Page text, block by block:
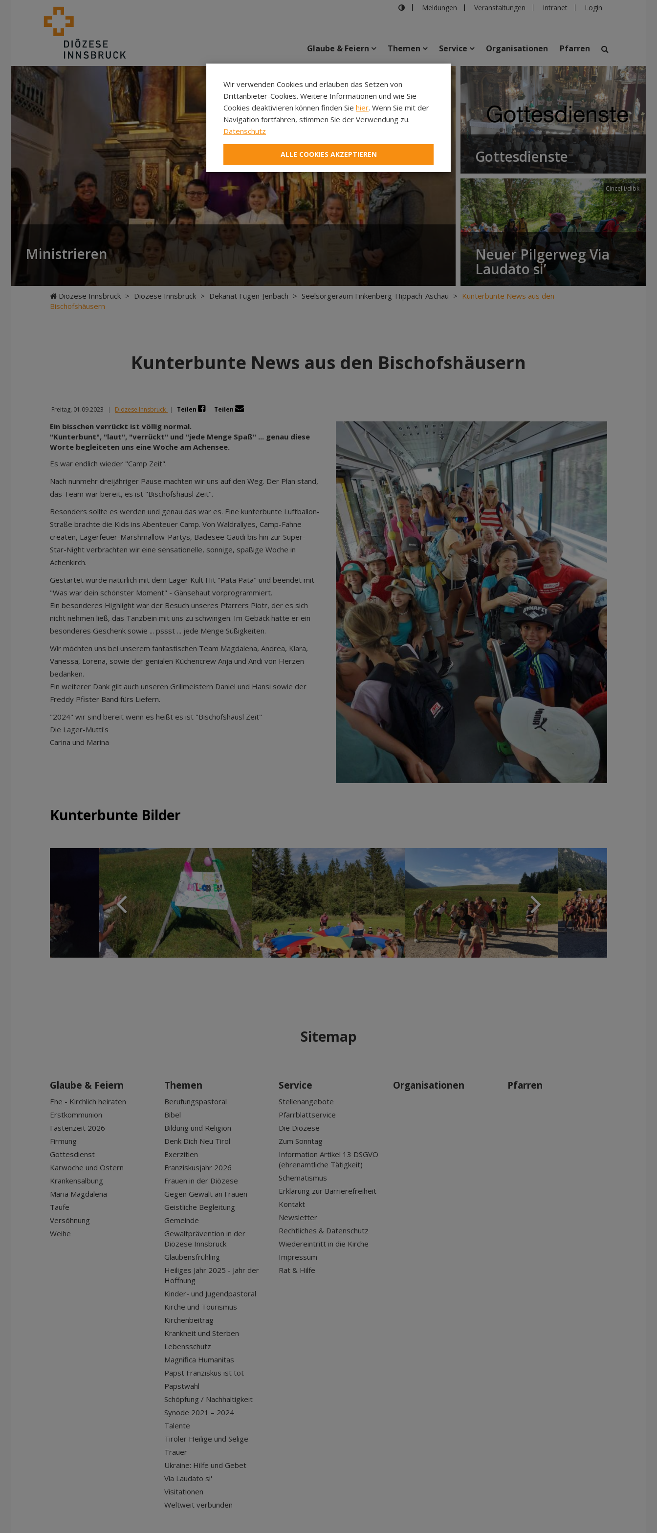
Meldungen Veranstaltungen Intranet Login
suchen
Veranstaltungen Personen Pfarren Einrichtungen
Glaube & Feiern Themen Service Organisationen Pfarren
Ministrieren
Gottesdienste
Cincelli/dibk
Neuer Pilgerweg Via
Laudato si’
Diözese Innsbruck > Diözese Innsbruck > Dekanat Fügen-Jenbach > Seelsorgeraum Finkenberg-Hippach-Aschau > Kunterbunte News aus den
Bischofshäusern
Kunterbunte News aus den Bischofshäusern
Freitag, 01.09.2023 | Diözese Innsbruck | Teilen Teilen
Ein bisschen verrückt ist völlig normal.
"Kunterbunt", "laut", "verrückt" und "jede Menge Spaß" ... genau diese
Worte begleiteten uns eine Woche am Achensee.
Es war endlich wieder "Camp Zeit".
Nach nunmehr dreijähriger Pause machten wir uns auf den Weg. Der Plan stand,
das Team war bereit, es ist "Bischofshäusl Zeit".
Besonders sollte es werden und genau das war es. Eine kunterbunte Luftballon-
Straße brachte die Kids ins Abenteuer Camp. Von Waldrallyes, Camp-Fahne
createn, Lagerfeuer-Marshmallow-Partys, Badesee Gaudi bis hin zur Super-
Star-Night verbrachten wir eine sensationelle, sonnige, spaßige Woche in
Achenkirch.
Gestartet wurde natürlich mit dem Lager Kult Hit "Pata Pata" und beendet mit
"Was war dein schönster Moment" - Gänsehaut vorprogrammiert.
Ein besonderes Highlight war der Besuch unseres Pfarrers Piotr, der es sich
nicht nehmen ließ, das Tanzbein mit uns zu schwingen. Im Gebäck hatte er ein
besonderes Geschenk sowie ... pssst ... jede Menge Süßigkeiten.
Wir möchten uns bei unserem fantastischen Team Magdalena, Andrea, Klara,
Vanessa, Lorena, sowie der genialen Küchencrew Anja und Andi von Herzen
bedanken.
Ein weiterer Dank gilt auch unseren Grillmeistern Daniel und Hansi sowie der
Freddy Pfister Band fürs Liefern.
"2024" wir sind bereit wenn es heißt es ist "Bischofshäusl Zeit"
Die Lager-Mutti's
Carina und Marina
Kunterbunte Bilder
Sitemap
Glaube & Feiern
Ehe - Kirchlich heiraten
Erstkommunion
Fastenzeit 2026
Firmung
Gottesdienst
Karwoche und Ostern
Krankensalbung
Maria Magdalena
Taufe
Versöhnung
Weihe
Themen
Berufungspastoral
Bibel
Bildung und Religion
Denk Dich Neu Tirol
Exerzitien
Franziskusjahr 2026
Frauen in der Diözese
Gegen Gewalt an Frauen
Geistliche Begleitung
Gemeinde
Gewaltprävention in der
Diözese Innsbruck
Glaubensfrühling
Heiliges Jahr 2025 - Jahr der
Hoffnung
Kinder- und Jugendpastoral
Kirche und Tourismus
Kirchenbeitrag
Krankheit und Sterben
Lebensschutz
Magnifica Humanitas
Papst Franziskus ist tot
Papstwahl
Schöpfung / Nachhaltigkeit
Synode 2021 – 2024
Talente
Tiroler Heilige und Selige
Trauer
Ukraine: Hilfe und Gebet
Via Laudato si'
Visitationen
Weltweit verbunden
Service
Stellenangebote
Pfarrblattservice
Die Diözese
Zum Sonntag
Information Artikel 13 DSGVO
(ehrenamtliche Tätigkeit)
Schematismus
Erklärung zur Barrierefreiheit
Kontakt
Newsletter
Rechtliches & Datenschutz
Wiedereintritt in die Kirche
Impressum
Rat & Hilfe
Organisationen Pfarren
Wir verwenden Cookies und erlauben das Setzen von
Drittanbieter-Cookies. Weitere Informationen und wie Sie
Cookies deaktivieren können finden Sie hier. Wenn Sie mit der
Navigation fortfahren, stimmen Sie der Verwendung zu.
Datenschutz
ALLE COOKIES AKZEPTIEREN